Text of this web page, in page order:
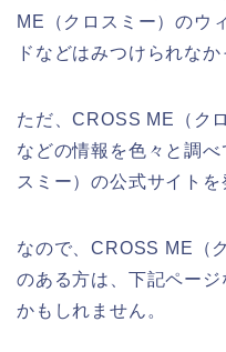
ME（クロスミー）のウ
ドなどはみつけられなか
ただ、CROSS ME（ク
などの情報を色々と調
スミー）の公式サイトを
なので、CROSS ME（
のある方は、下記ペー
かもしれません。